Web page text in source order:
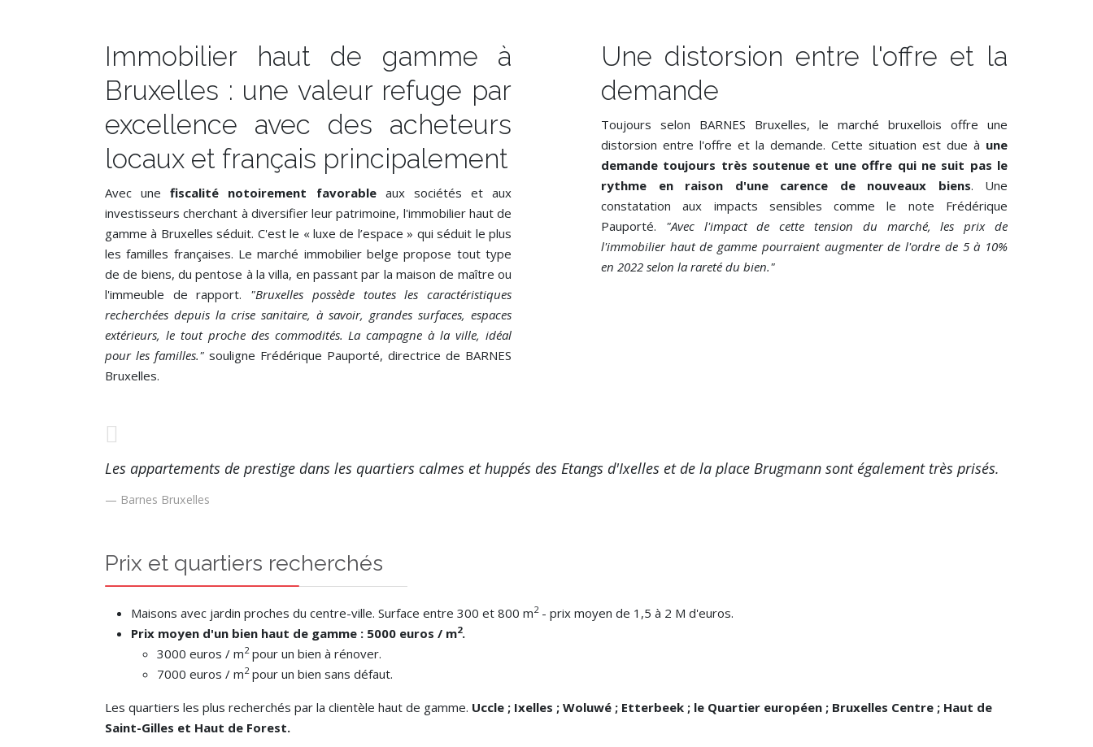
Immobilier haut de gamme à
Bruxelles : une valeur refuge par
excellence avec des acheteurs
locaux et français principalement
Avec unefiscalité notoirement favorableaux sociétés et aux
investisseurs cherchant à diversifier leur patrimoine, l'immobilier haut de
gamme à Bruxelles séduit. C'est le « luxe de l’espace » qui séduit le plus
les familles françaises. Le marché immobilier belge propose tout type
de de biens, du pentose à la villa, en passant par la maison de maître ou
l'immeuble de rapport. "Bruxelles possède toutes les caractéristiques
recherchées depuis la crise sanitaire, à savoir, grandes surfaces, espaces
extérieurs, le tout proche des commodités. La campagne à la ville, idéal
pour les familles." souligne Frédérique Pauporté, directrice de BARNES
Bruxelles.
Une distorsion entre l'offre et la
demande
Toujours selon BARNES Bruxelles, le marché bruxellois offre une
distorsion entre l'offre et la demande. Cette situation est due à une
demande toujours très soutenue et une offre qui ne suit pas le
rythme en raison d'une carence de nouveaux biens. Une
constatation aux impacts sensibles comme le note Frédérique
Pauporté. "Avec l'impact de cette tension du marché, les prix de
l'immobilier haut de gamme pourraient augmenter de l'ordre de 5 à 10%
en 2022 selon la rareté du bien."
Les appartements de prestige dans les quartiers calmes et huppés des Etangs d'Ixelles et de la place Brugmann sont également très prisés.
Barnes Bruxelles
Prix et quartiers recherchés
Maisons avec jardin proches du centre-ville. Surface entre 300 et 800 m2- prix moyen de 1,5 à 2 M d'euros.
Prix moyen d'un bien haut de gamme : 5000 euros / m2.
3000 euros / m2pour un bien à rénover.
7000 euros / m2pour un bien sans défaut.
Les quartiers les plus recherchés par la clientèle haut de gamme. Uccle ; Ixelles ; Woluwé ; Etterbeek ; le Quartier européen ; Bruxelles Centre ; Haut de
Saint-Gilles et Haut de Forest.